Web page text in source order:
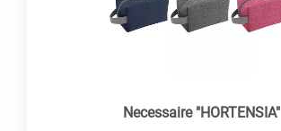
Necessaire "HORTENSIA"